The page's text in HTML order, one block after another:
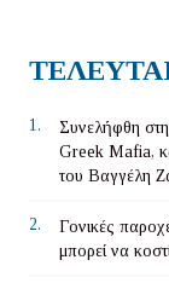
1.
Συνελήφθη
Greek Mafia,
του Βαγγέλη
2.
Γονικές
μπορεί να